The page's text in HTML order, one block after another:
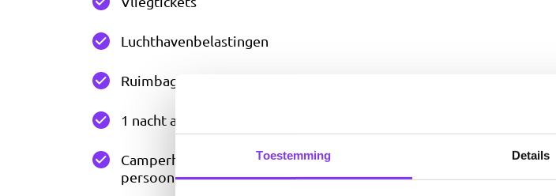
Toestemming Details
Luchthavenbelastingen
Ruimbagage van 23 kgs per persoon
1 nacht accommodatie bij aankomst
Camperhuur C25 incl. verzekeringen, mijlenvrije pakket, keukenset en
persoonlijke kits